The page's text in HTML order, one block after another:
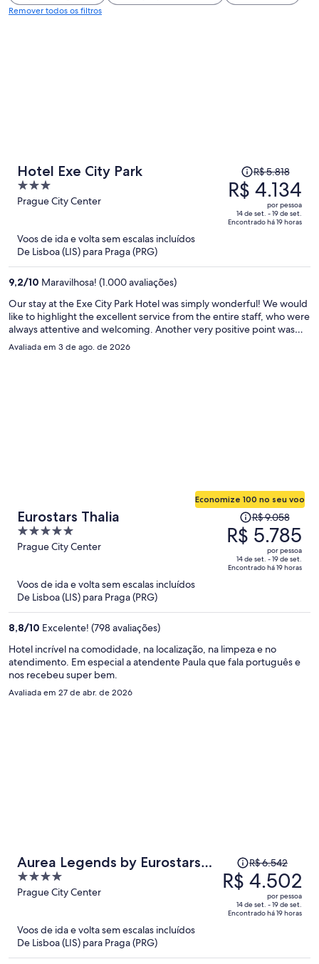
Remover todos os filtros
Hotel Exe City Park
3
out
5
Prague City Center
preço
era
R$ 5.818
e
pessoa
R$ 5.818
R$ 4.134
por pessoa
14 de set. - 19 de set.
Encontrado há 19 horas
Voos de ida e volta sem escalas incluídos
De Lisboa (LIS) para Praga (PRG)
9,2/10 Maravilhosa! (1.000 avaliações)
Our stay at the Exe City Park Hotel was simply wonderful! We would
like to highlight the excellent service from the entire staff, who were
always attentive and welcoming. Another very positive point was
the impeccable cleanliness of the facilities, which ensured great
comfort during our stay. To top it off, we loved the location: the
Avaliada em 3 de ago. de 2026
Eurostars Thalia
5
out
Prague City Center
Economize 100 no seu voo
preço
era
R$ 9.058
e
pessoa
R$ 9.058
R$ 5.785
por pessoa
14 de set. - 19 de set.
Encontrado há 19 horas
Voos de ida e volta sem escalas incluídos
De Lisboa (LIS) para Praga (PRG)
8,8/10 Excelente! (798 avaliações)
Hotel incrível na comodidade, na localização, na limpeza e no
atendimento. Em especial a atendente Paula que fala português e
nos recebeu super bem.
Avaliada em 27 de abr. de 2026
Aurea Legends by Eurostars
Hotel Company
4
out
Prague City Center
preço
era
R$ 6.542
R$ 6.542
R$ 4.502
por pessoa
14 de set. - 19 de set.
Encontrado há 19 horas
Voos de ida e volta sem escalas incluídos
De Lisboa (LIS) para Praga (PRG)